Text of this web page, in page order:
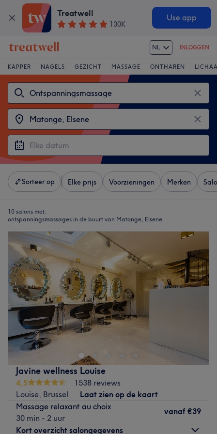
Treatwell
130K
Use app
NL INLOGGEN
KAPPER NAGELS GEZICHT MASSAGE ONTHAREN
Sorteer op Elke prijs Voorzieningen Merken
10 salons met:
ontspanningsmassages in de buurt van Matonge, Elsene
Javine wellness Louise
4,5
1538 reviews
Louise, Brussel
Laat zien op de kaart
Massage relaxant au choix
30 min - 2 uur
vanaf €39
Kort overzicht salongegevens